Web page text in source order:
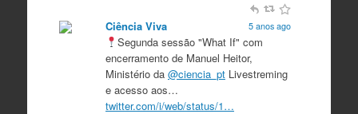
Ciência Viva 5 anos ago
Segunda sessão "What If" com
encerramento de Manuel Heitor,
Ministério da @ciencia_ptLivestreming
e acesso aos…
twitter.com/i/web/status/1…